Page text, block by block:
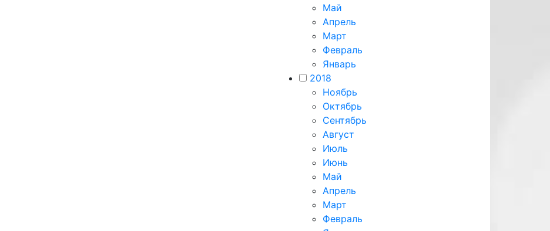
Май
Апрель
Март
Февраль
Январь
2018
Ноябрь
Октябрь
Сентябрь
Август
Июль
Июнь
Май
Апрель
Март
Февраль